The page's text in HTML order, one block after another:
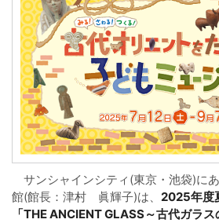
サンシャインシティ(東京・池袋)に
館(館長：津村 眞輝子)は、 2025年度
「THE ANCIENT GLASS～古代ガラ